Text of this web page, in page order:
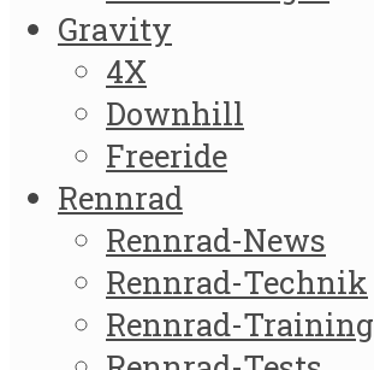
Gravity
4X
Downhill
Freeride
Rennrad
Rennrad-News
Rennrad-Technik
Rennrad-Training